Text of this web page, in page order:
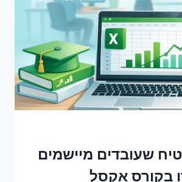
שעובדים מיישמים
בקורס אקסל